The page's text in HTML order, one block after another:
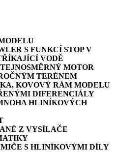
S FUNKCÍ STOP V
VODĚ
MOTOR
TERÉNEM
KOVOVÝ RÁM MODELU
DIFERENCIÁLY
HLINÍKOVÝCH
Z VYSÍLAČE
S HLINÍKOVÝMI DÍLY